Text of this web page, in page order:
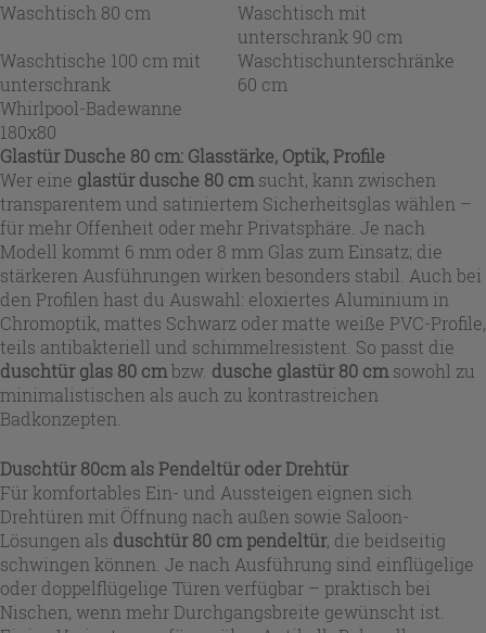
Waschtisch 80 cm
Waschtisch mit
unterschrank 90 cm
Waschtische 100 cm mit
unterschrank
Waschtischunterschränke
60 cm
Whirlpool-Badewanne
180x80
Glastür Dusche 80 cm: Glasstärke, Optik, Profile
Wer eine glastür dusche 80 cm sucht, kann zwischen
transparentem und satiniertem Sicherheitsglas wählen –
für mehr Offenheit oder mehr Privatsphäre. Je nach
Modell kommt 6 mm oder 8 mm Glas zum Einsatz; die
stärkeren Ausführungen wirken besonders stabil. Auch bei
den Profilen hast du Auswahl: eloxiertes Aluminium in
Chromoptik, mattes Schwarz oder matte weiße PVC-Profile,
teils antibakteriell und schimmelresistent. So passt die
duschtür glas 80 cmbzw. dusche glastür 80 cm sowohl zu
minimalistischen als auch zu kontrastreichen
Badkonzepten.
Duschtür 80cm als Pendeltür oder Drehtür
Für komfortables Ein- und Aussteigen eignen sich
Drehtüren mit Öffnung nach außen sowie Saloon-
Lösungen als duschtür 80 cm pendeltür, die beidseitig
schwingen können. Je nach Ausführung sind einflügelige
oder doppelflügelige Türen verfügbar – praktisch bei
Nischen, wenn mehr Durchgangsbreite gewünscht ist.